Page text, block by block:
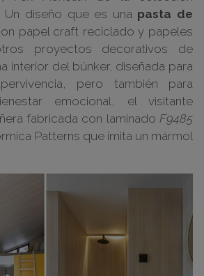
Un diseño que es una pasta de
papel craft reciclado y papeles
proyectos decorativos de
interior del búnker, diseñada para
pero también para
emocional, el visitante
fabricada con laminado F9485
Patterns que imita un mármol